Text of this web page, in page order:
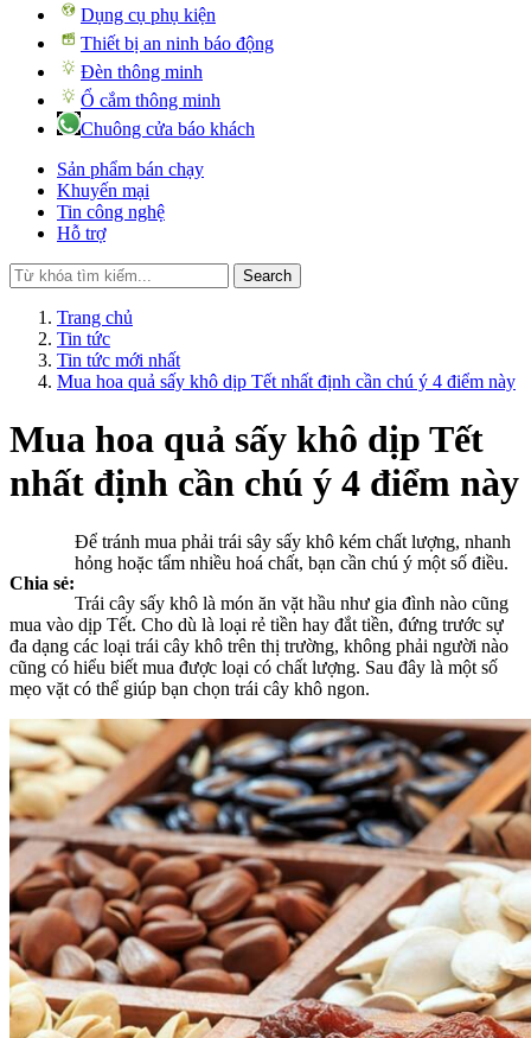
Dụng cụ phụ kiện
Thiết bị an ninh báo động
Đèn thông minh
Ổ cắm thông minh
Chuông cửa báo khách
Sản phẩm bán chạy
Khuyến mại
Tin công nghệ
Hỗ trợ
Search
Trang chủ
Tin tức
Tin tức mới nhất
Mua hoa quả sấy khô dịp Tết nhất định cần chú ý 4 điểm này
Mua hoa quả sấy khô dịp Tết
nhất định cần chú ý 4 điểm này
Chia sẻ:
Để tránh mua phải trái sây sấy khô kém chất lượng, nhanh
hỏng hoặc tẩm nhiều hoá chất, bạn cần chú ý một số điều.
Trái cây sấy khô là món ăn vặt hầu như gia đình nào cũng
mua vào dịp Tết. Cho dù là loại rẻ tiền hay đắt tiền, đứng trước sự
đa dạng các loại trái cây khô trên thị trường, không phải người nào
cũng có hiểu biết mua được loại có chất lượng. Sau đây là một số
mẹo vặt có thể giúp bạn chọn trái cây khô ngon.